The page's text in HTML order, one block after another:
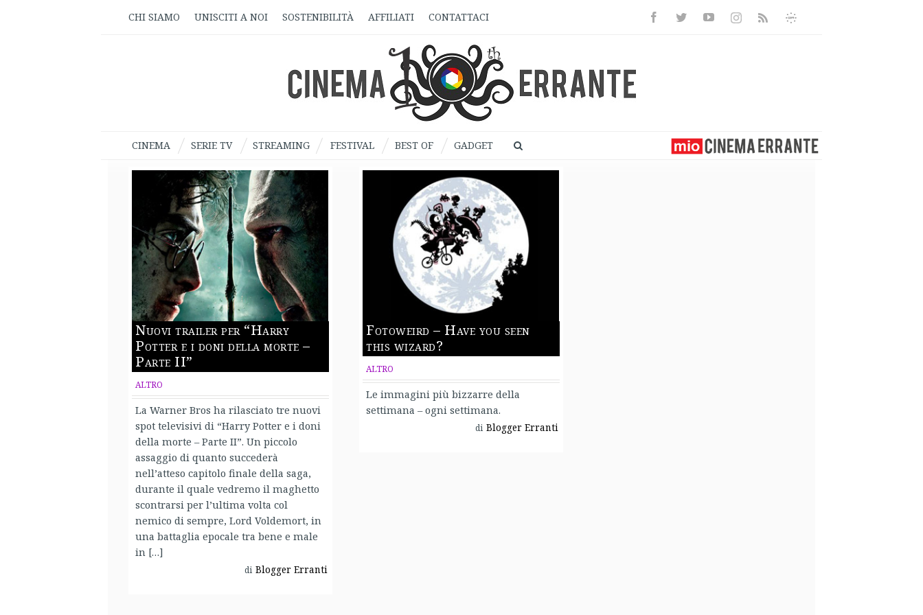
CHI SIAMO UNISCITI A NOI SOSTENIBILITÀ AFFILIATI CONTATTACI FacebookTwitterYoutubeInstagramRss
Informativa
CINEMA SERIE TV STREAMING FESTIVAL BEST OF GADGET
Nuovi trailer per “Harry
Potter e i doni della morte –
Parte II”
ALTRO
La Warner Bros ha rilasciato tre nuovi
spot televisivi di “Harry Potter e i doni
della morte – Parte II”. Un piccolo
assaggio di quanto succederà
nell’atteso capitolo finale della saga,
durante il quale vedremo il maghetto
scontrarsi per l’ultima volta col
nemico di sempre, Lord Voldemort, in
una battaglia epocale tra bene e male
in […]
di Blogger Erranti
Fotoweird – Have you seen
this wizard?
ALTRO
Le immagini più bizzarre della
settimana – ogni settimana.
di Blogger Erranti